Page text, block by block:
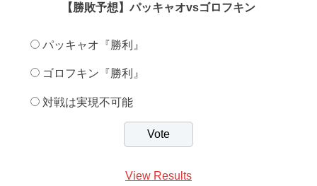
【勝敗予想】パッキャオvsゴロフキン
パッキャオ『勝利』
ゴロフキン『勝利』
対戦は実現不可能
View Results